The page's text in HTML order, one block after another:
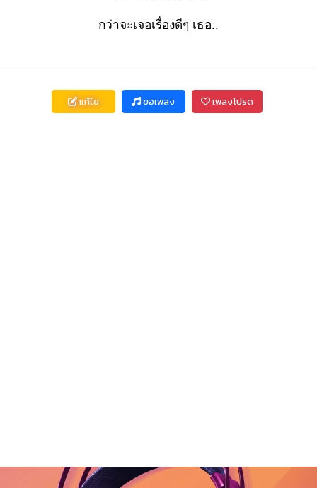
กว่าจะเจอเรื่องดีๆ เธอ..
แก้ไข ขอเพลง เพลงโปรด